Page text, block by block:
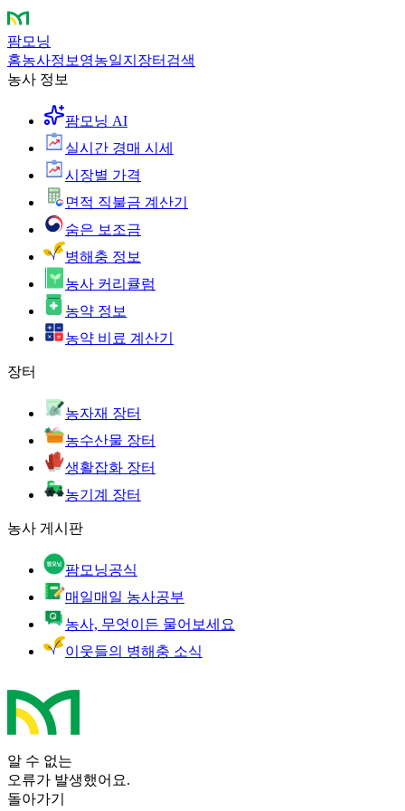
팜모닝
홈농사정보 영농일지 장터 검색
농사 정보
팜모닝 AI
실시간 경매 시세
시장별 가격
면적 직불금 계산기
숨은 보조금
병해충 정보
농사 커리큘럼
농약 정보
농약 비료 계산기
장터
농자재 장터
농수산물 장터
생활잡화 장터
농기계 장터
농사 게시판
팜모닝공식
매일매일 농사공부
농사, 무엇이든 물어보세요
이웃들의 병해충 소식
알 수 없는
오류가 발생했어요.
돌아가기